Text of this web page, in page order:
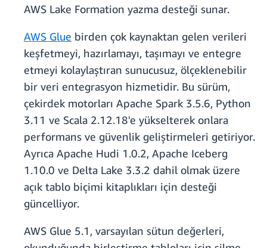
AWS Lake Formation yazma desteği sunar.
AWS Glue birden çok kaynaktan gelen verileri
keşfetmeyi, hazırlamayı, taşımayı ve entegre
etmeyi kolaylaştıran sunucusuz, ölçeklenebilir
bir veri entegrasyon hizmetidir. Bu sürüm,
çekirdek motorları Apache Spark 3.5.6, Python
3.11 ve Scala 2.12.18'e yükselterek onlara
performans ve güvenlik geliştirmeleri getiriyor.
Ayrıca Apache Hudi 1.0.2, Apache Iceberg
1.10.0 ve Delta Lake 3.3.2 dahil olmak üzere
açık tablo biçimi kitaplıkları için desteği
güncelliyor.
AWS Glue 5.1, varsayılan sütun değerleri,